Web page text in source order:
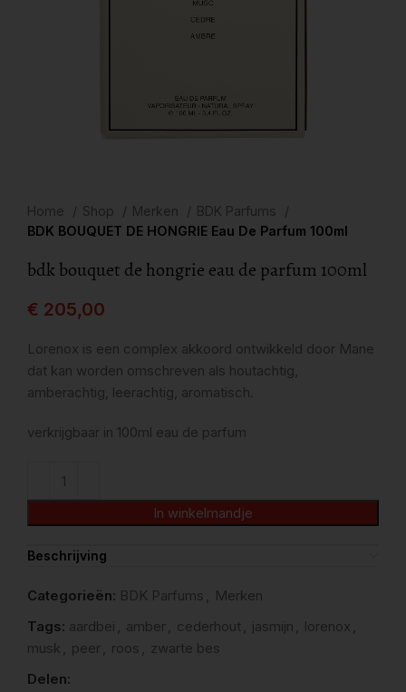
Home Shop Merken
BDK Parfums
BDK BOUQUET DE HONGRIE Eau De Parfum 100ml
bdk bouquet de hongrie eau de parfum 100ml
€ 205,00
Lorenox is een complex akkoord ontwikkeld door Mane
dat kan worden omschreven als houtachtig,
amberachtig, leerachtig, aromatisch.
verkrijgbaar in 100ml eau de parfum
In winkelmandje
Beschrijving
Categorieën: BDK Parfums , Merken
Tags: aardbei , amber , cederhout , jasmijn , lorenox ,
musk , peer , roos , zwarte bes
Delen: